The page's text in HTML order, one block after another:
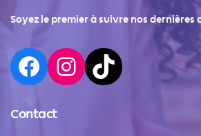
Soyez le premier à suivre nos dernières
Contact